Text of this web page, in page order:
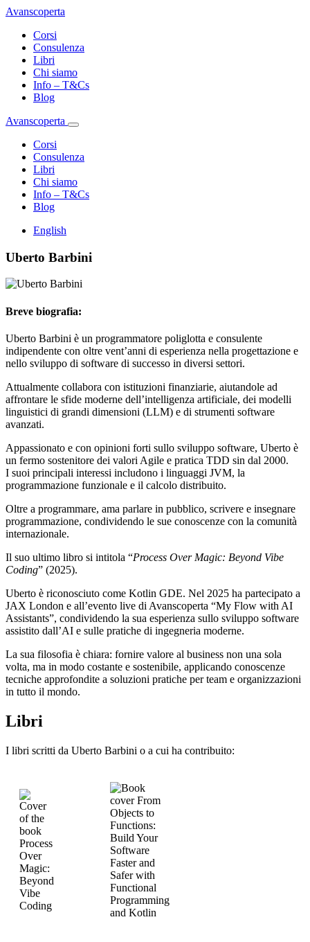
Avanscoperta
Corsi
Consulenza
Libri
Chi siamo
Info – T&Cs
Blog
Avanscoperta
Corsi
Consulenza
Libri
Chi siamo
Info – T&Cs
Blog
English
Uberto Barbini
Breve biografia:
Uberto Barbini è un programmatore poliglotta e consulente
indipendente con oltre vent’anni di esperienza nella progettazione e
nello sviluppo di software di successo in diversi settori.
Attualmente collabora con istituzioni finanziarie, aiutandole ad
affrontare le sfide moderne dell’intelligenza artificiale, dei modelli
linguistici di grandi dimensioni (LLM) e di strumenti software
avanzati.
Appassionato e con opinioni forti sullo sviluppo software, Uberto è
un fermo sostenitore dei valori Agile e pratica TDD sin dal 2000.
I suoi principali interessi includono i linguaggi JVM, la
programmazione funzionale e il calcolo distribuito.
Oltre a programmare, ama parlare in pubblico, scrivere e insegnare
programmazione, condividendo le sue conoscenze con la comunità
internazionale.
Il suo ultimo libro si intitola “Process Over Magic: Beyond Vibe
Coding” (2025).
Uberto è riconosciuto come Kotlin GDE. Nel 2025 ha partecipato a
JAX London e all’evento live di Avanscoperta “My Flow with AI
Assistants”, condividendo la sua esperienza sullo sviluppo software
assistito dall’AI e sulle pratiche di ingegneria moderne.
La sua filosofia è chiara: fornire valore al business non una sola
volta, ma in modo costante e sostenibile, applicando conoscenze
tecniche approfondite a soluzioni pratiche per team e organizzazioni
in tutto il mondo.
Libri
I libri scritti da Uberto Barbini o a cui ha contribuito: